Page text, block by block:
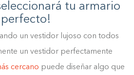
tu armario
un vestidor lujoso con todos
un vestidor perfectamente
cercano puede diseñar algo que